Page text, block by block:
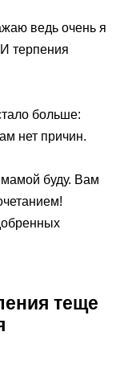
ведь очень я
терпения
больше:
нет причин.
буду. Вам
теще